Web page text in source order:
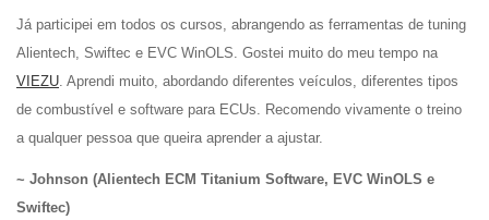
Já participei em todos os cursos, abrangendo as ferramentas de tuning
Alientech, Swiftec e EVC WinOLS. Gostei muito do meu tempo na
VIEZU. Aprendi muito, abordando diferentes veículos, diferentes tipos
de combustível e software para ECUs. Recomendo vivamente o treino
a qualquer pessoa que queira aprender a ajustar.
~ Johnson (Alientech ECM Titanium Software, EVC WinOLS e
Swiftec)